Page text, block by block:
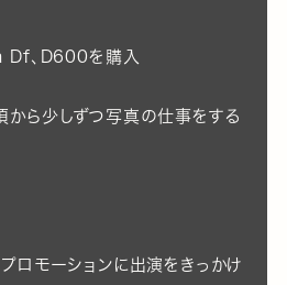
Df、D600を購入
から少しずつ写真の仕事をする
モーションに出演をきっかけ